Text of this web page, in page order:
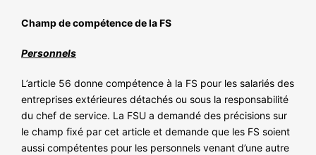
Champ de compétence de la FS
Personnels
L’article 56 donne compétence à la FS pour les salariés des
entreprises extérieures détachés ou sous la responsabilité
du chef de service. La FSU a demandé des précisions sur
le champ fixé par cet article et demande que les FS soient
aussi compétentes pour les personnels venant d’une autre